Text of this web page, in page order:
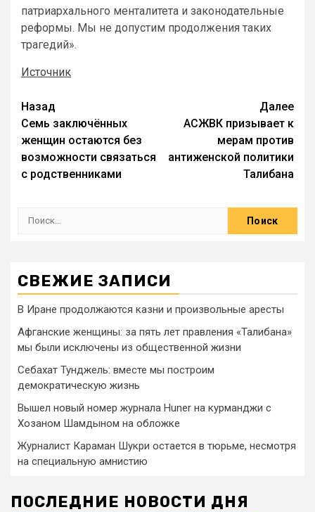
патриархального менталитета и законодательные
реформы. Мы не допустим продолжения таких
трагедий».
Источник
Назад
Семь заключённых
женщин остаются без
возможности связаться
с родственниками
Далее
АСЖВК призывает к
мерам против
антиженской политики
Талибана
СВЕЖИЕ ЗАПИСИ
В Иране продолжаются казни и произвольные аресты
Афганские женщины: за пять лет правления «Талибана»
мы были исключены из общественной жизни
Себахат Тунджель: вместе мы построим
демократическую жизнь
Вышел новый номер журнала Huner на курманджи с
Хозаном Шамдыном на обложке
Журналист Караман Шукри остается в тюрьме, несмотря
на специальную амнистию
ПОСЛЕДНИЕ НОВОСТИ ДНЯ